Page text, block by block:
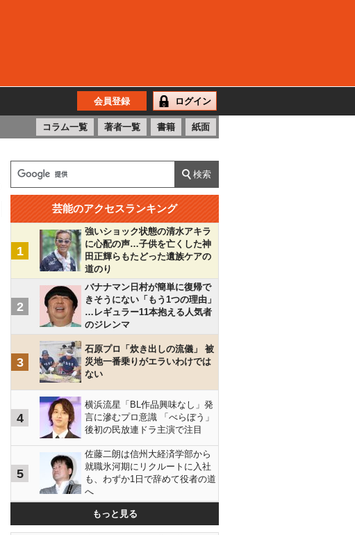
会員登録 ログイン
コラム一覧 著者一覧 書籍 紙面
芸能のアクセスランキング
1
強いショック状態の清水アキラ
に心配の声…子供を亡くした神
田正輝らもたどった遺族ケアの
道のり
2
バナナマン日村が簡単に復帰で
きそうにない「もう1つの理由」
…レギュラー11本抱える人気者
のジレンマ
3
石原プロ「炊き出しの流儀」 被
災地一番乗りがエラいわけでは
ない
4
横浜流星「BL作品興味なし」発
言に滲むプロ意識 「べらぼう」
後初の民放連ドラ主演で注目
5
佐藤二朗は信州大経済学部から
就職氷河期にリクルートに入社
も、わずか1日で辞めて役者の道
へ
もっと見る